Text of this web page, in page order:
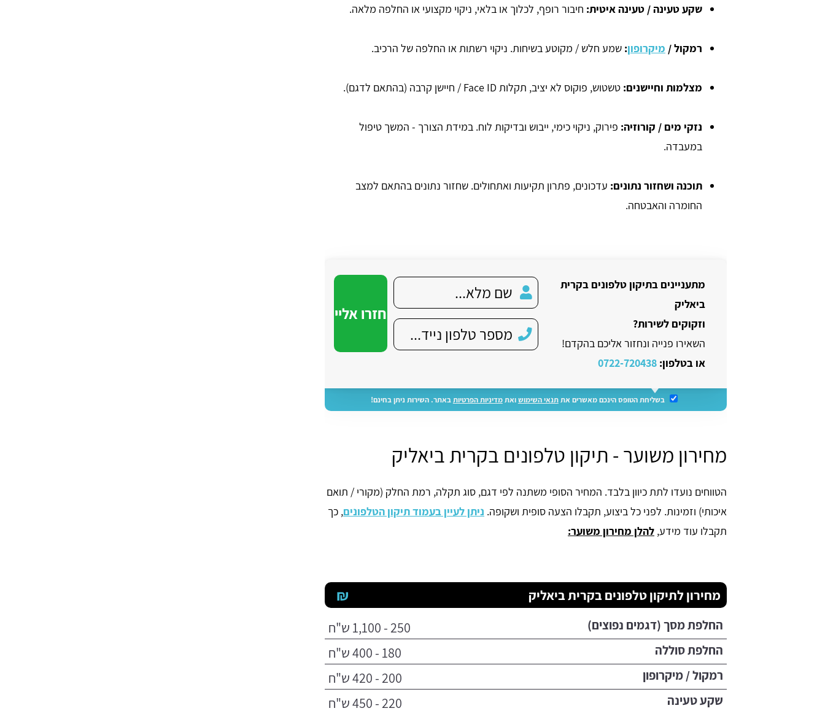
שקע טעינה / טעינה איטית: חיבור רופף, לכלוך או בלאי, ניקוי מקצועי או החלפה מלאה.
רמקול / מיקרופון: שמע חלש / מקוטע בשיחות. ניקוי רשתות או החלפה של הרכיב.
מצלמות וחיישנים: טשטוש, פוקוס לא יציב, תקלות Face ID / חיישן קרבה (בהתאם לדגם).
נזקי מים / קורוזיה: פירוק, ניקוי כימי, ייבוש ובדיקות לוח. במידת הצורך - המשך טיפול
במעבדה.
תוכנה ושחזור נתונים: עדכונים, פתרון תקיעות ואתחולים. שחזור נתונים בהתאם למצב
החומרה והאבטחה.
מתעניינים בתיקון טלפונים בקרית
ביאליק
וזקוקים לשירות?
השאירו פנייה ונחזור אליכם בהקדם!
או בטלפון: 0722-720438
בשליחת הטופס הינכם מאשרים אתתנאי השימושואתמדיניות הפרטיותבאתר. השירות ניתן בחינם!
מחירון משוער - תיקון טלפונים בקרית ביאליק
הטווחים נועדו לתת כיוון בלבד. המחיר הסופי משתנה לפי דגם, סוג תקלה, רמת החלק (מקורי / תואם
איכותי) וזמינות. לפני כל ביצוע, תקבלו הצעה סופית ושקופה. ניתן לעיין בעמוד תיקון הטלפונים, כך
תקבלו עוד מידע, להלן מחירון משוער:
₪ מחירון לתיקון טלפונים בקרית ביאליק
החלפת מסך (דגמים נפוצים) 250 - 1,100 ש"ח
החלפת סוללה 180 - 400 ש"ח
רמקול / מיקרופון 200 - 420 ש"ח
שקע טעינה 220 - 450 ש"ח